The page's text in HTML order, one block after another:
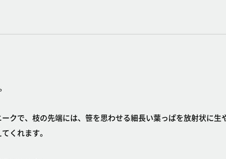
クで、枝の先端には、笹を思わせる細長い葉っぱを放射状に生
くれます。